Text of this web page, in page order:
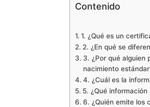
Contenido
1. ¿Qué es un
2. ¿En qué se
3. ¿Por qué alguien
nacimiento
4. ¿Cuál es la
5. ¿Qué
6. ¿Quién emite los